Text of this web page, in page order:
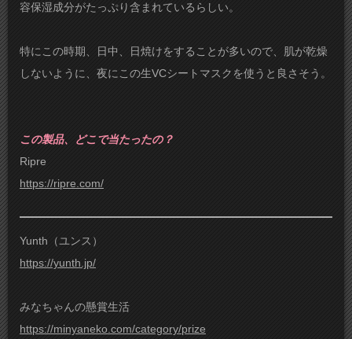
容保湿成分がたっぷり含まれているらしい。
特にこの時期、日中、日焼けをすることが多いので、肌が乾燥
しないように、夜にこの生VCシートマスクを使うと良さそう。
この製品、どこで当たったの？
Ripre
https://ripre.com/
Yunth（ユンス）
https://yunth.jp/
みなちゃんの懸賞生活
https://minyaneko.com/category/prize